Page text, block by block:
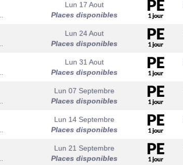
Lun 17 Aout
Places disponibles
Lun 24 Aout
Places disponibles
Lun 31 Aout
Places disponibles
Lun 07 Septembre
Places disponibles
Lun 14 Septembre
Places disponibles
Lun 21 Septembre
Places disponibles